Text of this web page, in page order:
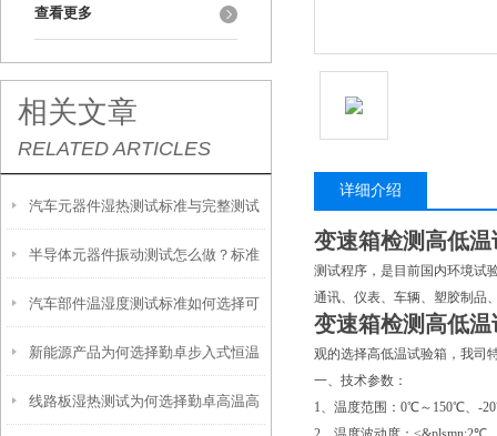
查看更多
相关文章
RELATED ARTICLES
汽车元器件湿热测试标准与完整测试
流程解析
半导体元器件振动测试怎么做？标准
流程与实操规范
汽车部件温湿度测试标准如何选择可
程式恒温恒湿试验箱方案
新能源产品为何选择勤卓步入式恒温
恒湿实验室
线路板湿热测试为何选择勤卓高温高
详细介绍
变速箱检测高低
测试程序，是目前国内环境试
通讯、仪表、车辆、塑胶制品
变速箱检测高低
观的选择高低温试验箱，我司
一、 技术参数：
1、温度范围：0℃～150℃、-